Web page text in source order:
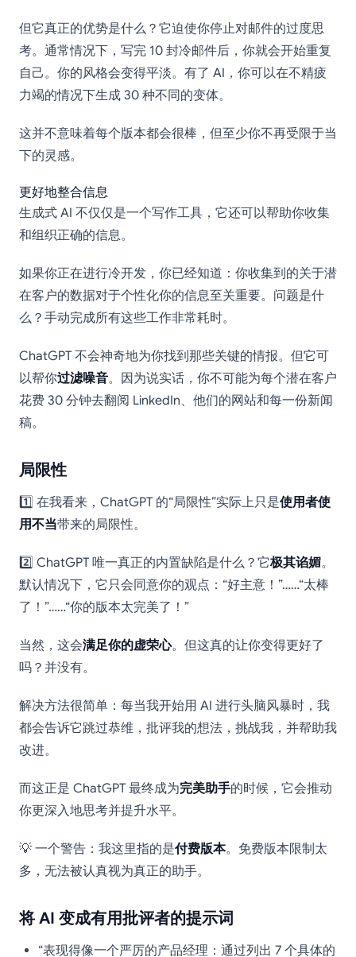
但它真正的优势是什么？它迫使你停止对邮件的过度思
考。通常情况下，写完 10 封冷邮件后，你就会开始重复
自己。你的风格会变得平淡。有了 AI，你可以在不精疲
力竭的情况下生成 30 种不同的变体。
这并不意味着每个版本都会很棒，但至少你不再受限于当
下的灵感。
更好地整合信息
生成式 AI 不仅仅是一个写作工具，它还可以帮助你收集
和组织正确的信息。
如果你正在进行冷开发，你已经知道：你收集到的关于潜
在客户的数据对于个性化你的信息至关重要。问题是什
么？手动完成所有这些工作非常耗时。
ChatGPT 不会神奇地为你找到那些关键的情报。但它可
以帮你过滤噪音。因为说实话，你不可能为每个潜在客户
花费 30 分钟去翻阅 LinkedIn、他们的网站和每一份新闻
稿。
局限性
1️⃣ 在我看来，ChatGPT 的“局限性”实际上只是使用者使
用不当带来的局限性。
2️⃣ ChatGPT 唯一真正的内置缺陷是什么？它极其谄媚。
默认情况下，它只会同意你的观点：“好主意！”……“太棒
了！”……“你的版本太完美了！”
当然，这会满足你的虚荣心。但这真的让你变得更好了
吗？并没有。
解决方法很简单：每当我开始用 AI 进行头脑风暴时，我
都会告诉它跳过恭维，批评我的想法，挑战我，并帮助我
改进。
而这正是 ChatGPT 最终成为完美助手的时候，它会推动
你更深入地思考并提升水平。
💡 一个警告：我这里指的是付费版本。免费版本限制太
多，无法被认真视为真正的助手。
将 AI 变成有用批评者的提示词
“表现得像一个严厉的产品经理：通过列出 7 个具体的